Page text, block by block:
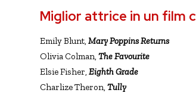
Miglior attrice in un film
Emily Blunt, Mary Poppins Returns
Olivia Colman, The Favourite
Elsie Fisher, Eighth Grade
Charlize Theron, Tully